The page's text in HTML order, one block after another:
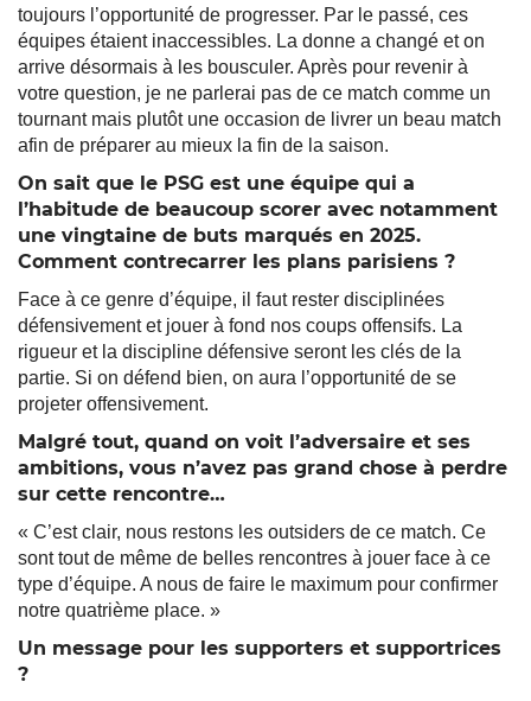
toujours l’opportunité de progresser. Par le passé, ces
équipes étaient inaccessibles. La donne a changé et on
arrive désormais à les bousculer. Après pour revenir à
votre question, je ne parlerai pas de ce match comme un
tournant mais plutôt une occasion de livrer un beau match
afin de préparer au mieux la fin de la saison.
On sait que le PSG est une équipe qui a
l’habitude de beaucoup scorer avec notamment
une vingtaine de buts marqués en 2025.
Comment contrecarrer les plans parisiens ?
Face à ce genre d’équipe, il faut rester disciplinées
défensivement et jouer à fond nos coups offensifs. La
rigueur et la discipline défensive seront les clés de la
partie. Si on défend bien, on aura l’opportunité de se
projeter offensivement.
Malgré tout, quand on voit l’adversaire et ses
ambitions, vous n’avez pas grand chose à perdre
sur cette rencontre…
« C’est clair, nous restons les outsiders de ce match. Ce
sont tout de même de belles rencontres à jouer face à ce
type d’équipe. A nous de faire le maximum pour confirmer
notre quatrième place. »
Un message pour les supporters et supportrices
?